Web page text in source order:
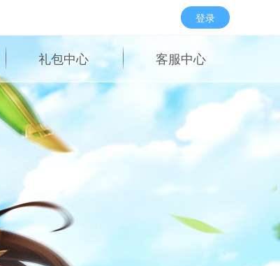
登录
礼包中心 客服中心